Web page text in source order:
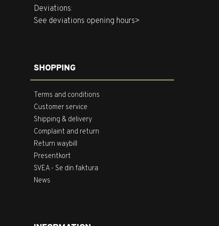
Deviations:
See deviations opening hours>
SHOPPING
Terms and conditions
Customer service
Shipping & delivery
Complaint and return
Return waybill
Presentkort
SVEA - Se din faktura
News